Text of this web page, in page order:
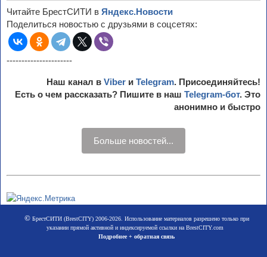
Читайте БрестСИТИ в Яндекс.Новости
Поделиться новостью с друзьями в соцсетях:
----------------------
Наш канал в Viber и Telegram. Присоединяйтесь!
Есть о чем рассказать? Пишите в наш Telegram-бот. Это
анонимно и быстро
Больше новостей...
©БрестСИТИ (BrestCITY) 2006-2026. Использование материалов разрешено только при
указании прямой активной и индексируемой ссылки на BrestCITY.com
Подробнее + обратная связь